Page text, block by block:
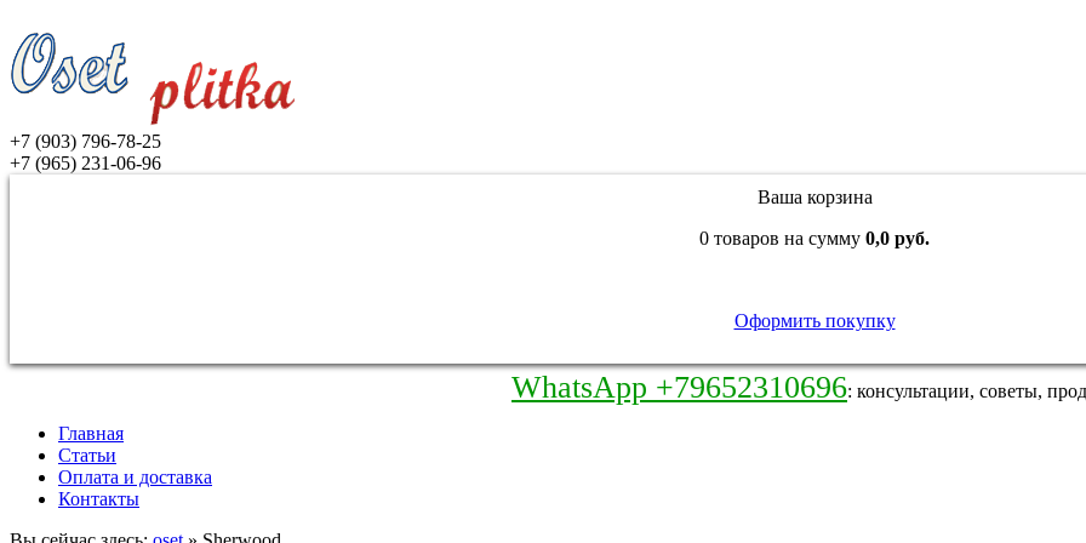
+7 (903) 796-78-25
+7 (965) 231-06-96
Ваша корзина
0 товаров на сумму 0,0 руб.
Оформить покупку
WhatsApp +79652310696: консультации, советы,
Главная
Статьи
Оплата и доставка
Контакты